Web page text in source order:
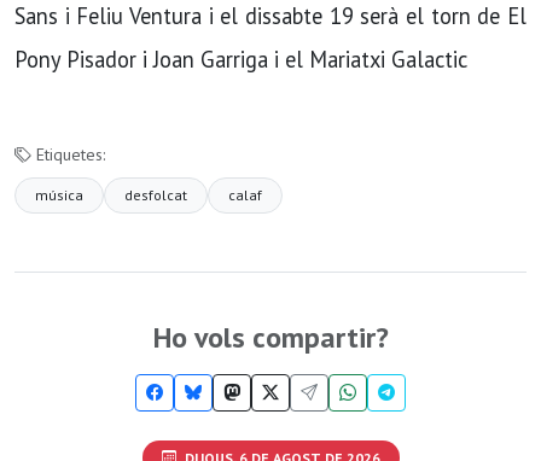
Sans i Feliu Ventura i el dissabte 19 serà el torn de El
Pony Pisador i Joan Garriga i el Mariatxi Galactic
Etiquetes:
música desfolcat calaf
Ho vols compartir?
DIJOUS, 6 DE AGOST DE 2026